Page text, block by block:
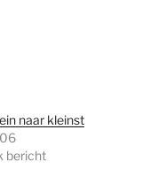
naar kleinst
bericht